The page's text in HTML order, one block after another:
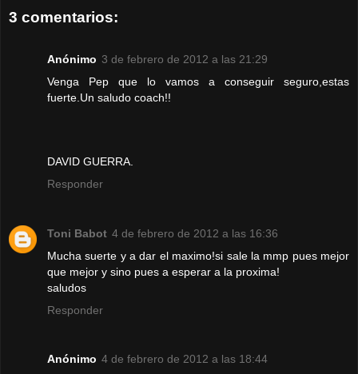
3 comentarios:
Anónimo 3 de febrero de 2012 a las 21:29
Venga Pep que lo vamos a conseguir seguro,estas
fuerte.Un saludo coach!!
DAVID GUERRA.
Responder
Toni Babot 4 de febrero de 2012 a las 16:36
Mucha suerte y a dar el maximo!si sale la mmp pues mejor
que mejor y sino pues a esperar a la proxima!
saludos
Responder
Anónimo 4 de febrero de 2012 a las 18:44